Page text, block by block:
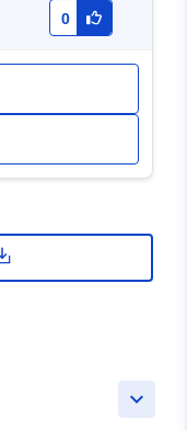
0
keyboard_arrow_down